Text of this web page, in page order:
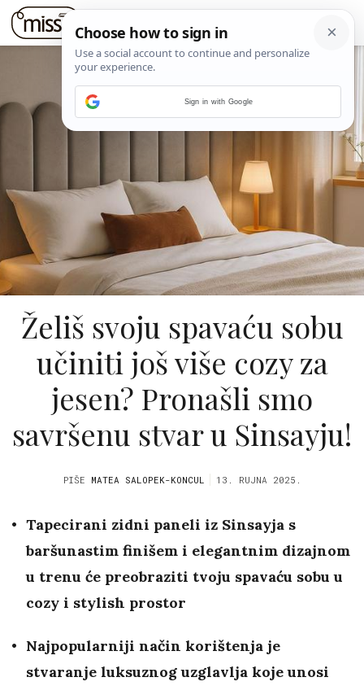
Želiš svoju spavaću sobu
učiniti još više cozy za
jesen? Pronašli smo
savršenu stvar u Sinsayju!
PIŠE MATEA SALOPEK-KONCUL 13. RUJNA 2025.
Tapecirani zidni paneli iz Sinsayja s
baršunastim finišem i elegantnim dizajnom
u trenu će preobraziti tvoju spavaću sobu u
cozy i stylish prostor
Najpopularniji način korištenja je
stvaranje luksuznog uzglavlja koje unosi
Sign in with Google